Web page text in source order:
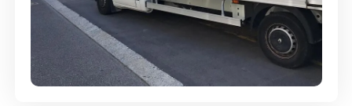
Full-Service - Für Privatumzüge